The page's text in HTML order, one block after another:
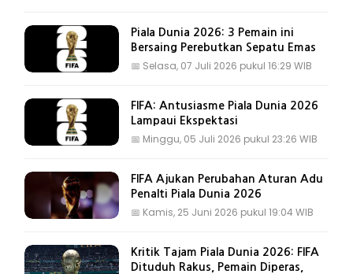
Piala Dunia 2026: 3 Pemain ini
Bersaing Perebutkan Sepatu Emas
📅 Selasa, 07 Juli 2026 pukul 16:29 WIB
FIFA: Antusiasme Piala Dunia 2026
Lampaui Ekspektasi
📅 Minggu, 05 Juli 2026 pukul 23:26 WIB
FIFA Ajukan Perubahan Aturan Adu
Penalti Piala Dunia 2026
📅 Kamis, 25 Juni 2026 pukul 19:04 WIB
Kritik Tajam Piala Dunia 2026: FIFA
Dituduh Rakus, Pemain Diperas,